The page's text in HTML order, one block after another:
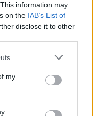
information may
on the IAB’s List of
disclose it to other
one or more Google
You may click to
third-party tags to
in below Google
my
το ετήσιο